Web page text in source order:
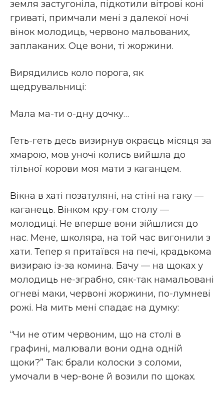
земля застугоніла, підкотили вітрові коні
гриваті, примчали мені з далекої ночі
вінок молодиць, червоно мальованих,
заплаканих. Оце вони, ті жоржини.
Вирядились коло порога, як
щедрувальниці:
Мала ма-ти о-дну дочку…
Геть-геть десь визирнув окраєць місяця за
хмарою, мов уночі колись вийшла до
тільної корови моя мати з каганцем.
Вікна в хаті позатуляні, на стіні на гаку —
каганець. Вінком кру-гом столу —
молодиці. Не вперше вони зійшлися до
нас. Мене, школяра, на той час вигонили з
хати. Тепер я притаївся на печі, крадькома
визираю із-за комина. Бачу — на щоках у
молодиць не-зграбно, сяк-так намальовані
огневі маки, червоні жоржини, по-лумневі
рожі. На мить мені спадає на думку:
“Чи не отим червоним, що на столі в
графині, малювали вони одна одній
щоки?” Так: брали колоски з соломи,
умочали в чер-воне й возили по щоках.